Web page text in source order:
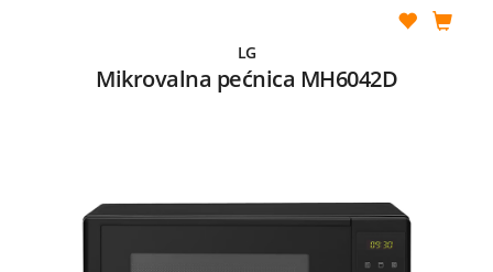
LG
Mikrovalna pećnica MH6042D